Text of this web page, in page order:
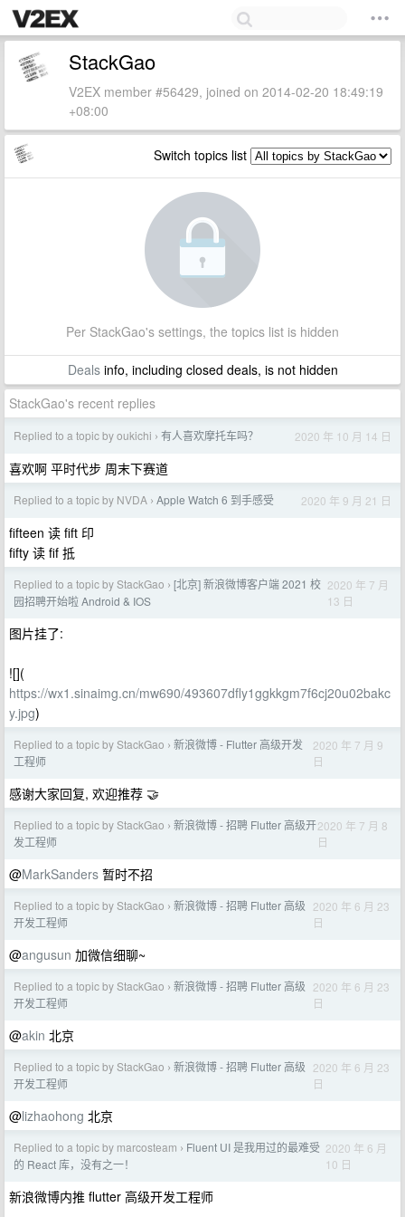
StackGao
V2EX member #56429, joined on 2014-02-20 18:49:19
+08:00
Switch topics list
Per StackGao's settings, the topics list is hidden
Dealsinfo, including closed deals, is not hidden
StackGao's recent replies
Replied to a topic by oukichi › 有人喜欢摩托车吗？ 2020 年 10 月 14 日
喜欢啊 平时代步 周末下赛道
Replied to a topic by NVDA › Apple Watch 6 到手感受 2020 年 9 月 21 日
fifteen 读 fift 印
fifty 读 fif 抵
Replied to a topic by StackGao › [北京] 新浪微博客户端 2021 校
园招聘开始啦 Android & IOS
2020 年 7 月
13 日
图片挂了:
![](
https://wx1.sinaimg.cn/mw690/493607dfly1ggkkgm7f6cj20u02bakc
y.jpg)
Replied to a topic by StackGao › 新浪微博 - Flutter 高级开发
工程师
2020 年 7 月 9
日
感谢大家回复, 欢迎推荐 🤝
Replied to a topic by StackGao › 新浪微博 - 招聘 Flutter 高级开
发工程师
2020 年 7 月 8
日
@MarkSanders 暂时不招
Replied to a topic by StackGao › 新浪微博 - 招聘 Flutter 高级
开发工程师
2020 年 6 月 23
日
@angusun 加微信细聊~
Replied to a topic by StackGao › 新浪微博 - 招聘 Flutter 高级
开发工程师
2020 年 6 月 23
日
@akin 北京
Replied to a topic by StackGao › 新浪微博 - 招聘 Flutter 高级
开发工程师
2020 年 6 月 23
日
@lizhaohong 北京
Replied to a topic by marcosteam › Fluent UI 是我用过的最难受
的 React 库，没有之一！
2020 年 6 月
10 日
新浪微博内推 flutter 高级开发工程师